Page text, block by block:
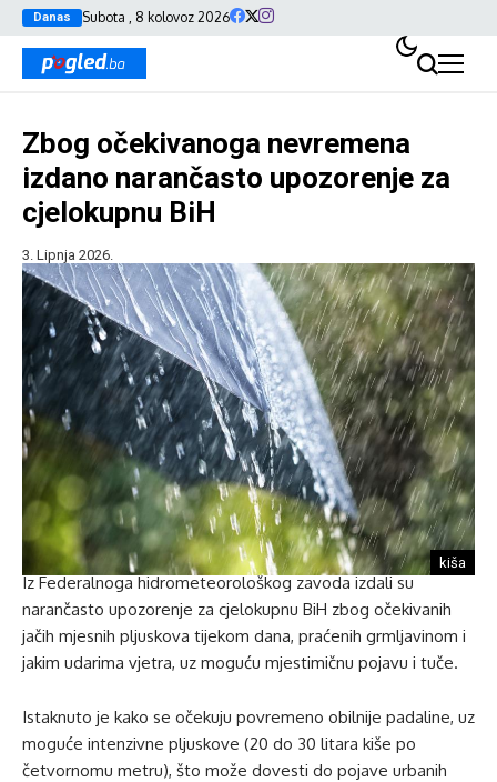
Danas Subota , 8 kolovoz 2026
Zbog očekivanoga nevremena
izdano narančasto upozorenje za
cjelokupnu BiH
3. Lipnja 2026.
kiša
Iz Federalnoga hidrometeorološkog zavoda izdali su
narančasto upozorenje za cjelokupnu BiH zbog očekivanih
jačih mjesnih pljuskova tijekom dana, praćenih grmljavinom i
jakim udarima vjetra, uz moguću mjestimičnu pojavu i tuče.
Istaknuto je kako se očekuju povremeno obilnije padaline, uz
moguće intenzivne pljuskove (20 do 30 litara kiše po
četvornomu metru), što može dovesti do pojave urbanih